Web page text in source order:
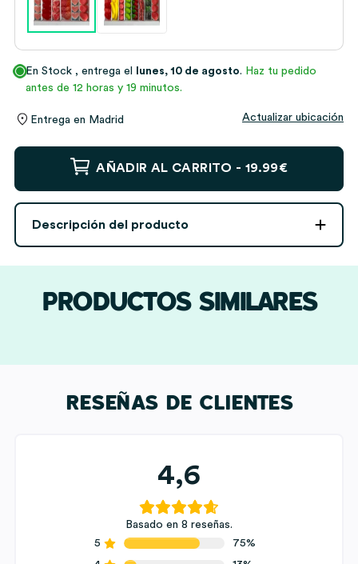
En Stock , entrega el lunes, 10 de agosto. Haz tu pedido
antes de 12 horas y 19 minutos.
Entrega en Madrid Actualizar ubicación
Caja
Dulces
Colores
con
Texto
AÑADIR AL CARRITO - 19.99€
Descripción del producto
PRODUCTOS SIMILARES
RESEÑAS DE CLIENTES
4,6
Basado en 8 reseñas.
5
75%